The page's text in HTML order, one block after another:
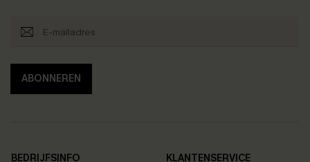
ABONNEREN
BEDRIJFSINFO
KLANTENSERVICE